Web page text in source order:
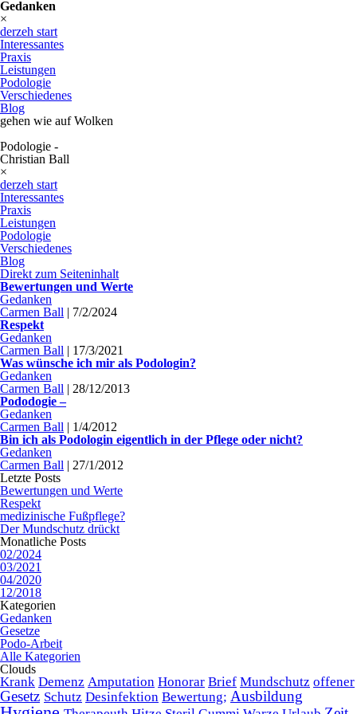
Gedanken
×
derzeh start
Interessantes
Praxis
Leistungen
Podologie
Verschiedenes
Blog
gehen wie auf Wolken
Podologie -
Christian Ball
×
derzeh start
Interessantes
Praxis
Leistungen
Podologie
Verschiedenes
Blog
Direkt zum Seiteninhalt
Bewertungen und Werte
Gedanken
Carmen Ball | 7/2/2024
Respekt
Gedanken
Carmen Ball | 17/3/2021
Was wünsche ich mir als Podologin?
Gedanken
Carmen Ball | 28/12/2013
Pododogie –
Gedanken
Carmen Ball | 1/4/2012
Bin ich als Podologin eigentlich in der Pflege oder nicht?
Gedanken
Carmen Ball | 27/1/2012
Letzte Posts
Bewertungen und Werte
Respekt
medizinische Fußpflege?
Der Mundschutz drückt
Monatliche Posts
02/2024
03/2021
04/2020
12/2018
Kategorien
Gedanken
Gesetze
Podo-Arbeit
Alle Kategorien
Clouds
Krank Demenz Amputation Honorar Brief Mundschutz offener
Gesetz Schutz Desinfektion Bewertung; Ausbildung